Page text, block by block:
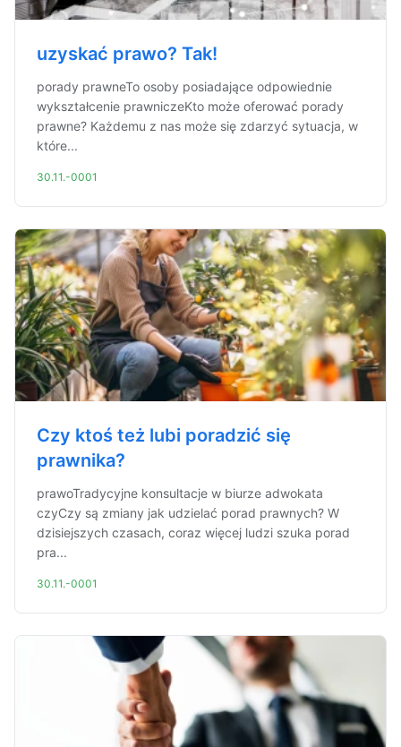
uzyskać prawo? Tak!
porady prawneTo osoby posiadające odpowiednie
wykształcenie prawniczeKto może oferować porady
prawne? Każdemu z nas może się zdarzyć sytuacja, w
które...
30.11.-0001
Czy ktoś też lubi poradzić się
prawnika?
prawoTradycyjne konsultacje w biurze adwokata
czyCzy są zmiany jak udzielać porad prawnych? W
dzisiejszych czasach, coraz więcej ludzi szuka porad
pra...
30.11.-0001